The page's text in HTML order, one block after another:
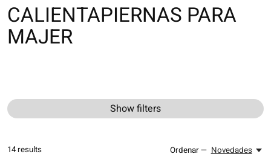
CALIENTAPIERNAS PARA
MAJER
Show filters
14results Ordenar — Novedades